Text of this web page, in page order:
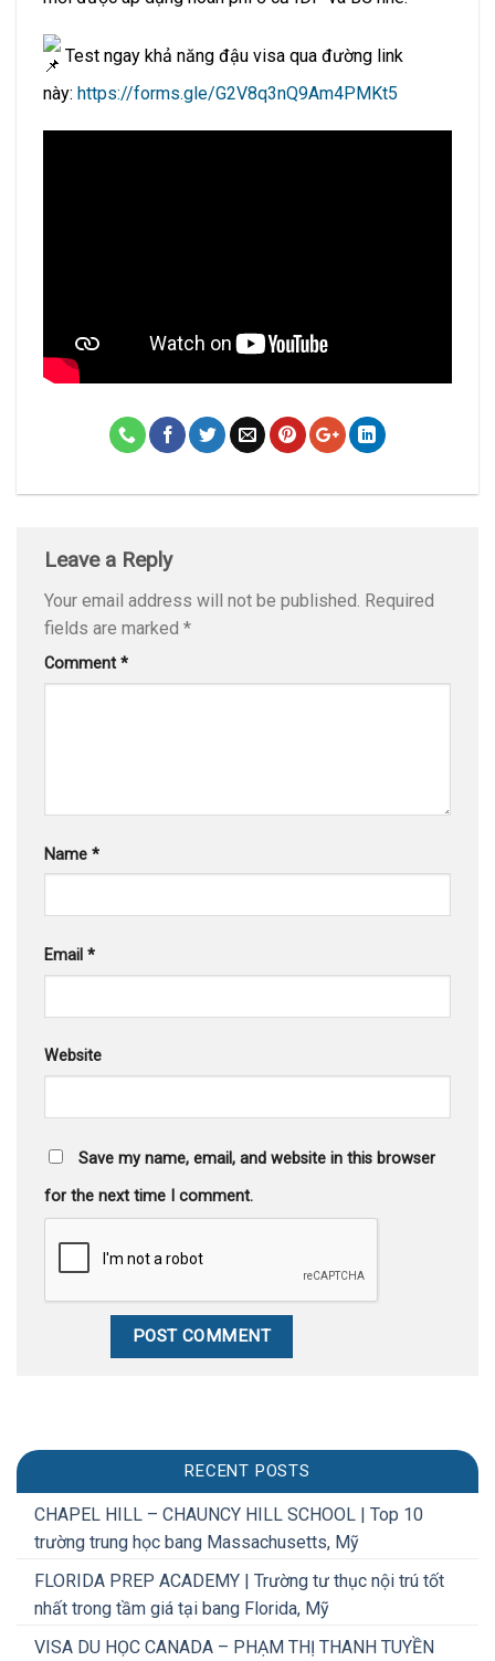
RECENT POSTS
CHAPEL HILL – CHAUNCY HILL SCHOOL | Top 10
trường trung học bang Massachusetts, Mỹ
FLORIDA PREP ACADEMY | Trường tư thục nội trú tốt
nhất trong tầm giá tại bang Florida, Mỹ
VISA DU HỌC CANADA – PHẠM THỊ THANH TUYỀN
Test ngay khả năng đậu visa qua đường link
này: https://forms.gle/G2V8q3nQ9Am4PMKt5
Leave a Reply
Your email address will not be published. Required
fields are marked *
Comment *
Name *
Email *
Website
Save my name, email, and website in this browser
for the next time I comment.